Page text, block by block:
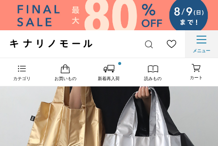
メニュー
カテゴリ お買いもの 新着再入荷 読みもの カート